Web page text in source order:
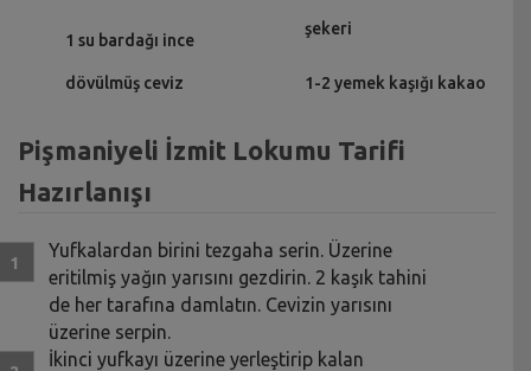
1 su bardağı ince
dövülmüş ceviz
şekeri
1-2 yemek kaşığı kakao
Pişmaniyeli İzmit Lokumu Tarifi
Hazırlanışı
Yufkalardan birini tezgaha serin. Üzerine
eritilmiş yağın yarısını gezdirin. 2 kaşık tahini
de her tarafına damlatın. Cevizin yarısını
üzerine serpin.
İkinci yufkayı üzerine yerleştirip kalan